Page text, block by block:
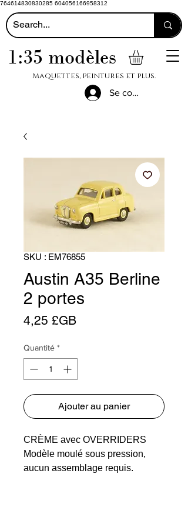
764614830830285 604056166958312
1:35 modèles
Maquettes, peintures et plus.
Se connecter
SKU : EM76855
Austin A35 Berline
2 portes
4,25 £GBPrix
Quantité *
Ajouter au panier
CRÈME avec OVERRIDERS
Modèle moulé sous pression,
aucun assemblage requis.